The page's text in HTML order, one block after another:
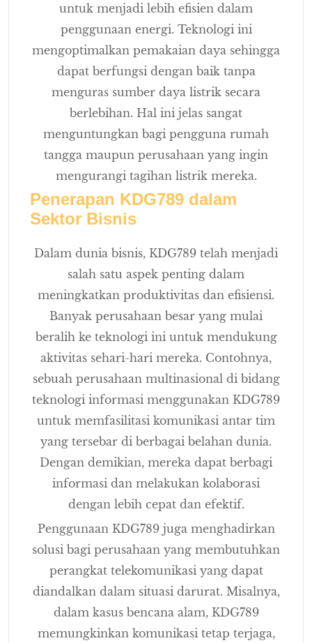
untuk menjadi lebih efisien dalam
penggunaan energi. Teknologi ini
mengoptimalkan pemakaian daya sehingga
dapat berfungsi dengan baik tanpa
menguras sumber daya listrik secara
berlebihan. Hal ini jelas sangat
menguntungkan bagi pengguna rumah
tangga maupun perusahaan yang ingin
mengurangi tagihan listrik mereka.
Penerapan KDG789 dalam
Sektor Bisnis
Dalam dunia bisnis, KDG789 telah menjadi
salah satu aspek penting dalam
meningkatkan produktivitas dan efisiensi.
Banyak perusahaan besar yang mulai
beralih ke teknologi ini untuk mendukung
aktivitas sehari-hari mereka. Contohnya,
sebuah perusahaan multinasional di bidang
teknologi informasi menggunakan KDG789
untuk memfasilitasi komunikasi antar tim
yang tersebar di berbagai belahan dunia.
Dengan demikian, mereka dapat berbagi
informasi dan melakukan kolaborasi
dengan lebih cepat dan efektif.
Penggunaan KDG789 juga menghadirkan
solusi bagi perusahaan yang membutuhkan
perangkat telekomunikasi yang dapat
diandalkan dalam situasi darurat. Misalnya,
dalam kasus bencana alam, KDG789
memungkinkan komunikasi tetap terjaga,